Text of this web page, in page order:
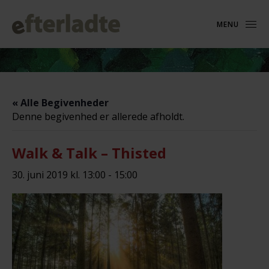
MENU
« Alle Begivenheder
Denne begivenhed er allerede afholdt.
Walk & Talk – Thisted
30. juni 2019 kl. 13:00 - 15:00